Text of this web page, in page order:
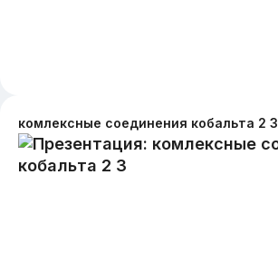
комлексные соединения кобальта 2 3